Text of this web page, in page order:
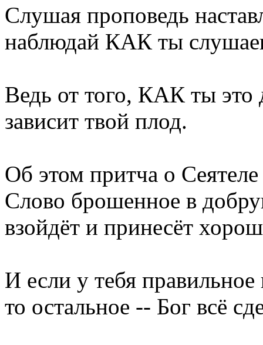
Слушая проповедь
наблюдай КАК ты
Ведь от того, КАК ты это
зависит твой плод.
Об этом притча о
Слово брошенное в
взойдёт и принесёт
И если у тебя
то остальное -- Бог всё